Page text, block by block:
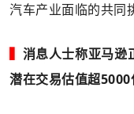
汽车产业面临的共同
消息人士称亚马逊
潜在交易估值超5000